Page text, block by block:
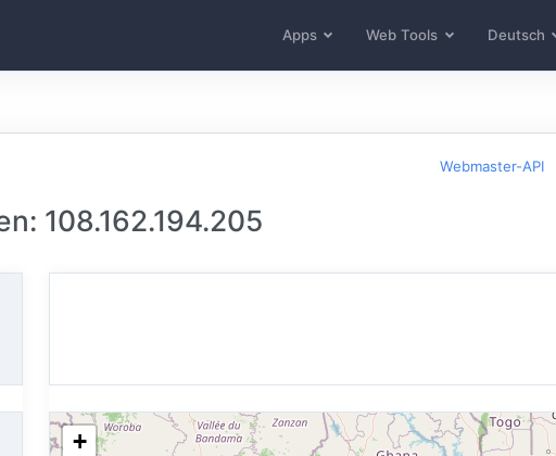
Apps Web Tools Deutsch
Webmaster-API
108.162.194.205
+